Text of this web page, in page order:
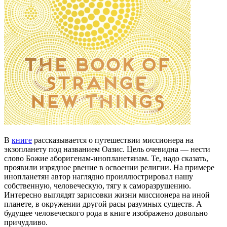
В книге рассказывается о путешествии миссионера на
экзопланету под названием Оазис. Цель очевидна — нести
слово Божие аборигенам-инопланетянам. Те, надо сказать,
проявили изрядное рвение в освоении религии. На примере
инопланетян автор наглядно проиллюстрировал нашу
собственную, человеческую, тягу к саморазрушению.
Интересно выглядят зарисовки жизни миссионера на иной
планете, в окружении другой расы разумных существ. А
будущее человеческого рода в книге изображено довольно
причудливо.